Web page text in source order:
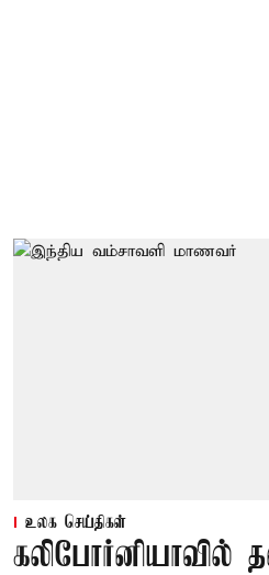
உலக செய்திகள்
கலிபோர்னியாவில்